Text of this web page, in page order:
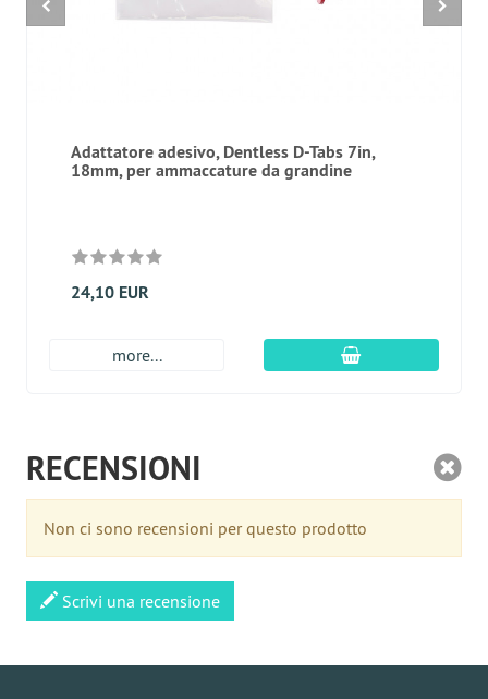
Adattatore adesivo, Dentless D-Tabs 7in,
18mm, per ammaccature da grandine
24,10 EUR
more... aggiungi al
RECENSIONI
Non ci sono recensioni per questo prodotto
Scrivi una recensione